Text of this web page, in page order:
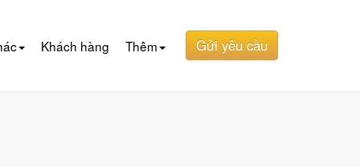
Gửi yêu cầu
Khách hàng Thêm